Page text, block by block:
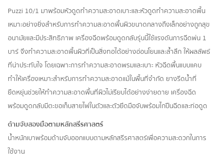
Puzzi 10/1 มาพร้อมหัวดูดทำความสะอาดเบาะและหัวดูดทำความสะอาดพื้น
เหมาะอย่างยิ่งสำหรับการทำความสะอาดพื้นผิวขนาดกลางถึงเล็กอย่างถูกสุข
อนามัยและมีประสิทธิภาพ เครื่องฉีดพร้อมดูดกลับรุ่นนี้ใช้แรงดันการฉีดพ่น 1
บาร์ จึงทำความสะอาดพื้นผิวที่เป็นสิ่งทอได้อย่างอ่อนโยนและล้ำลึก ให้ผลลัพธ์
ที่น่าประทับใจ โดยเฉพาะการทำความสะอาดพรมและเบาะ หัวฉีดพื้นแบบแคบ
ทำให้เครื่องเหมาะสำหรับการทำความสะอาดแม้ในพื้นที่จำกัด ยางรีดน้ำที่
ยืดหยุ่นช่วยให้ทำความสะอาดพื้นที่ผิวไม่เรียบได้อย่างง่ายดาย เครื่องฉีด
พร้อมดูดกลับมีตะขอเก็บสายไฟในตัวและตัวยึดมือจับพร้อมไกปืนฉีดและท่อดูด
ด้ามจับสองมือตามหลักสรีรศาสตร์
น้ำหนักเบาพร้อมด้ามจับออกแบบตามหลักสรีรศาสตร์เพื่อความสะดวกในการ
ใช้งาน